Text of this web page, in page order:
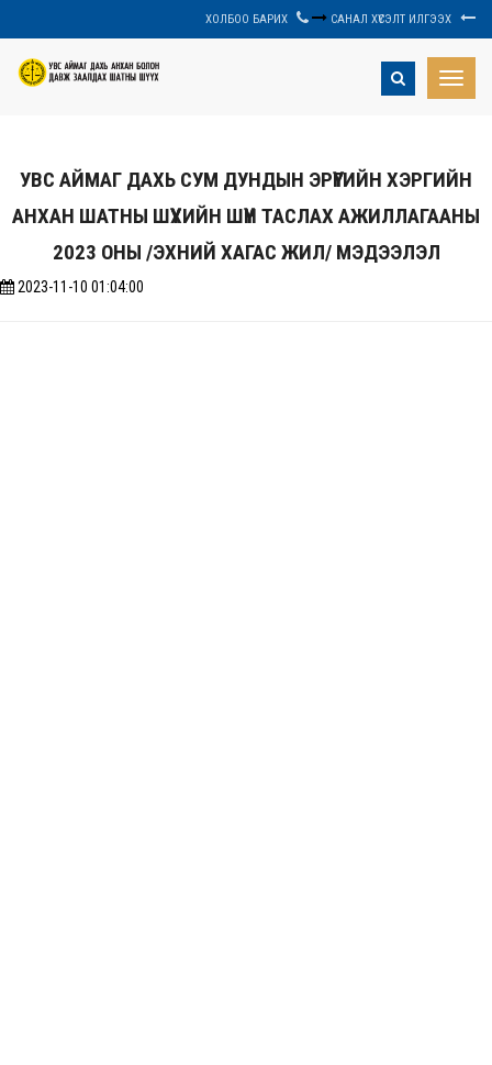
ХОЛБОО БАРИХ САНАЛ ХҮСЭЛТ ИЛГЭЭХ
Toggle
УВС АЙМАГ ДАХЬ СУМ ДУНДЫН ЭРҮҮГИЙН ХЭРГИЙН
АНХАН ШАТНЫ ШҮҮХИЙН ШҮҮН ТАСЛАХ АЖИЛЛАГААНЫ
2023 ОНЫ /ЭХНИЙ ХАГАС ЖИЛ/ МЭДЭЭЛЭЛ
2023-11-10 01:04:00